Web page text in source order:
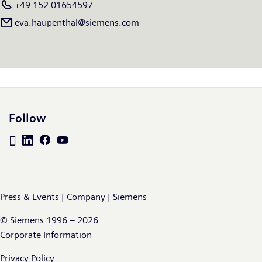
+49 152 01654597
eva.haupenthal@siemens.com
Follow
Press & Events | Company | Siemens
© Siemens 1996 – 2026
Corporate Information
Privacy Policy